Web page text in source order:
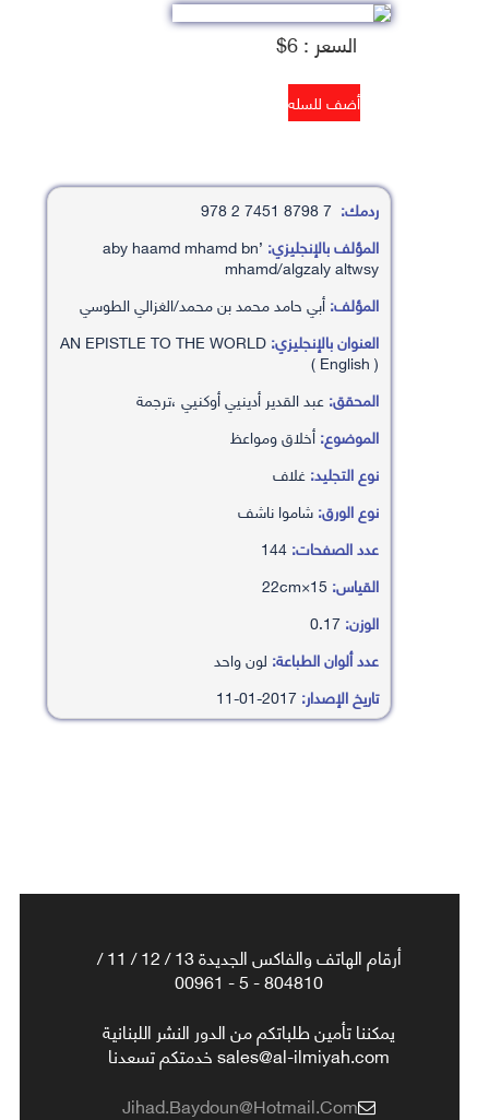
السعر : 6$
ردمك:
المؤلف بالإنجليزي: ’aby haamd mhamd bn
mhamd/algzaly altwsy
المؤلف:أبي حامد محمد بن محمد/الغزالي الطوسي
العنوان بالإنجليزي:AN EPISTLE TO THE WORLD
( English )
المحقق:عبد القدير أدينيي أوكنيي ،ترجمة
الموضوع:أخلاق ومواعظ
نوع التجليد:غلاف
نوع الورق:شاموا ناشف
عدد الصفحات:
القياس:
الوزن:
عدد ألوان الطباعة: لون واحد
تاريخ الإصدار:
أرقام الهاتف والفاكس الجديدة 13 / 12 / 11 /
804810 - 5 - 00961
يمكننا تأمين طلباتكم من الدور النشر اللبنانية
sales@al-ilmiyah.com خدمتكم تسعدنا
Jihad.baydoun@hotmail.com